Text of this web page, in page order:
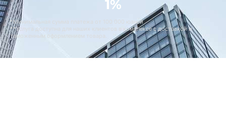
1%
*Минимальная сумма платежа от 100 000 юаней
**Услуга доступна для наших клиентов в комплексе с доставкой и
таможенным оформлением товара.